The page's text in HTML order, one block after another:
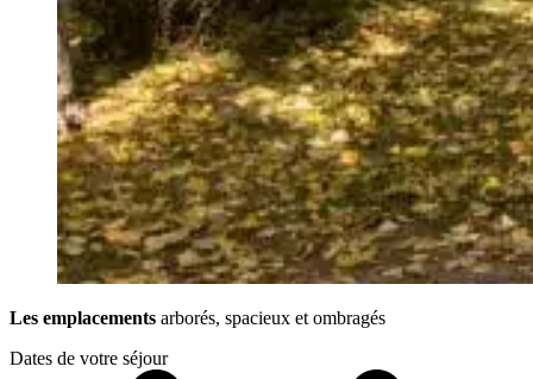
Les emplacements arborés, spacieux et ombragés
Dates de votre séjour